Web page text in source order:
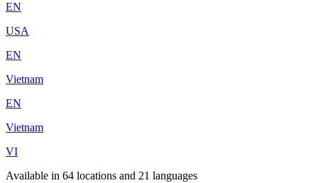
EN
USA
EN
Vietnam
EN
Vietnam
VI
Available in 64 locations and 21 languages